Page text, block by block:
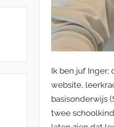
Ik ben juf Inger;
website,
basisonderwijs
twee